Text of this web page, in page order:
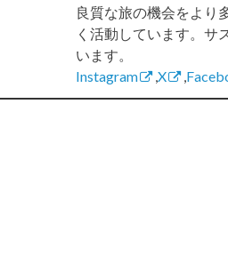
良質な旅の機会をより
く活動しています。サ
います。
Instagram
X